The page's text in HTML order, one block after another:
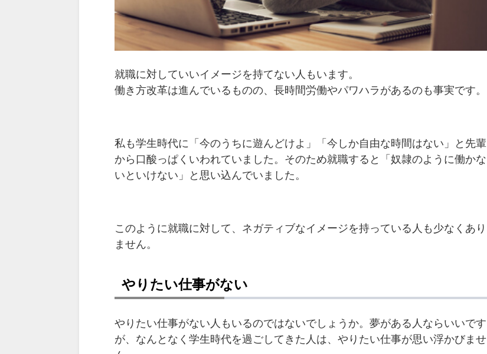
就職に対していいイメージを持てない人もいます。
働き方改革は進んでいるものの、長時間労働やパワハラがあるのも事実です。
私も学生時代に「今のうちに遊んどけよ」「今しか自由な時間はない」と先輩
から口酸っぱくいわれていました。そのため就職すると「奴隷のように働かな
いといけない」と思い込んでいました。
このように就職に対して、ネガティブなイメージを持っている人も少なくあり
ません。
やりたい仕事がない
やりたい仕事がない人もいるのではないでしょうか。夢がある人ならいいです
が、なんとなく学生時代を過ごしてきた人は、やりたい仕事が思い浮かびませ